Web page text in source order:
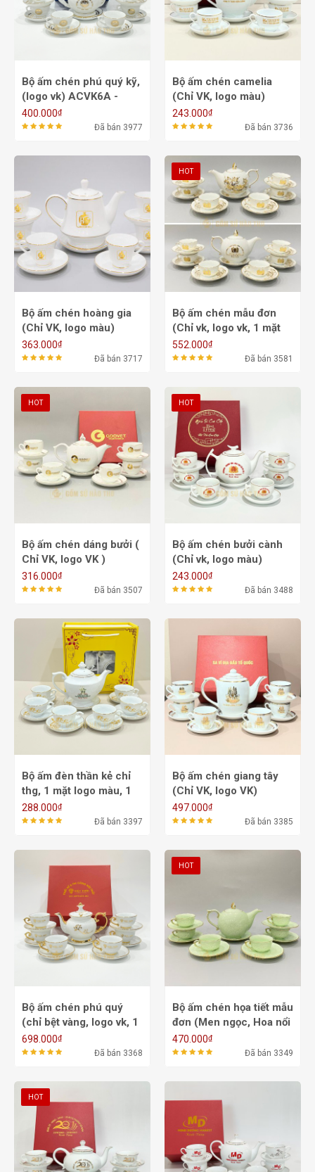
Bộ ấm chén phú quý kỹ,
(logo vk) ACVK6A -
500/700ml
400.000₫
Đã bán 3977
Bộ ấm chén camelia
(Chỉ VK, logo màu)
ACVK16 - 650/800ml
243.000₫
Đã bán 3736
Bộ ấm chén hoàng gia
(Chỉ VK, logo màu)
ACVK14 - 650ml
363.000₫
Đã bán 3717
HOT
Bộ ấm chén mẫu đơn
(Chỉ vk, logo vk, 1 mặt
họa tiết vk) ACVK9C -
500/700ml
552.000₫
Đã bán 3581
HOT
Bộ ấm chén dáng bưởi (
Chỉ VK, logo VK )
ACVK12A - 550/650ml
316.000₫
Đã bán 3507
HOT
Bộ ấm chén bưởi cành
(Chỉ vk, logo màu)
ACVK3 - 600ml
243.000₫
Đã bán 3488
Bộ ấm đèn thần kẻ chỉ
thg, 1 mặt logo màu, 1
mặt hoa sen nhũ
ACVK2B - 550/700ml
288.000₫
Đã bán 3397
Bộ ấm chén giang tây
(Chỉ VK, logo VK)
ACVK15A - 700ml
497.000₫
Đã bán 3385
Bộ ấm chén phú quý
(chỉ bệt vàng, logo vk, 1
mặt ấm hoa sen ấm)
ACVK8B - 700ml
698.000₫
Đã bán 3368
HOT
Bộ ấm chén họa tiết mẫu
đơn (Men ngọc, Hoa nổi
chỉ VK) ACVK24 - 650ml
470.000₫
Đã bán 3349
HOT